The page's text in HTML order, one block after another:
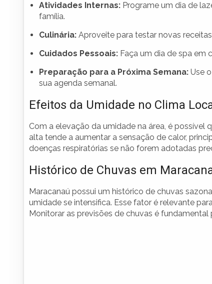
Atividades Internas: Programe um dia de
família.
Culinária: Aproveite para testar novas
Cuidados Pessoais: Faça um dia de spa em
Preparação para a Próxima Semana: Use
sua agenda semanal.
Efeitos da Umidade no Clima
Com a elevação da umidade na área, é
alta tende a aumentar a sensação de calor,
doenças respiratórias se não forem adotadas
Histórico de Chuvas em
Maracanaú possui um histórico de chuvas
umidade se intensifica. Esse fator é relevante
Monitorar as previsões de chuvas é